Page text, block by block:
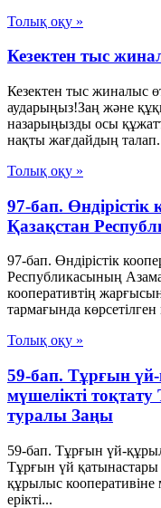
Толық оқу »
Кезектен тыс
Кезектен тыс жиналыс
аударыңыз!Заң және
назарыңызды осы
нақты жағдайдың
Толық оқу »
97-бап. Өндiрiстiк
Қазақстан
97-бап. Өндiрiстiк
Республикасының
кооперативтiң
тармағында көрсетiлген
Толық оқу »
59-бап. Тұрғын
мүшелікті
туралы Заңы
59-бап. Тұрғын үй-
Тұрғын үй
құрылыс
ерікті...